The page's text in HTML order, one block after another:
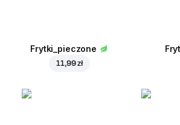
Frytki_pieczone
11,99 zł